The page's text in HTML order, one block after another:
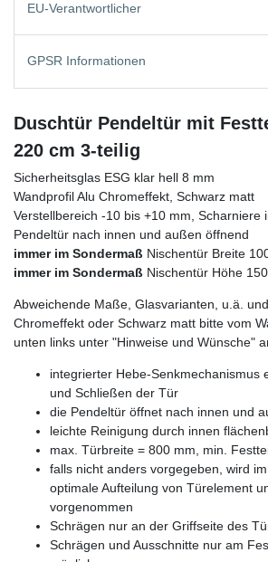
EU-Verantwortlicher
GPSR Informationen
Duschtür Pendeltür mit
220 cm 3-teilig
Sicherheitsglas ESG klar hell 8 mm
Wandprofil Alu Chromeffekt, Schwarz matt
Verstellbereich -10 bis +10 mm, Scharniere
Pendeltür nach innen und außen öffnend
immer im Sondermaß Nischentür Breite
immer im Sondermaß Nischentür Höhe
Abweichende Maße, Glasvarianten, u.ä.
Chromeffekt oder Schwarz matt bitte vom
unten links unter "Hinweise und Wünsche"
integrierter Hebe-Senkmechanismus
und Schließen der Tür
die Pendeltür öffnet nach innen und
leichte Reinigung durch innen
max. Türbreite = 800 mm, min.
falls nicht anders vorgegeben, wird
optimale Aufteilung von Türelement
vorgenommen
Schrägen nur an der Griffseite des
Schrägen und Ausschnitte nur am